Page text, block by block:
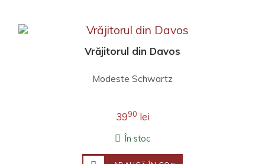
Vrăjitorul din Davos
Modeste Schwartz
3990 lei
În stoc